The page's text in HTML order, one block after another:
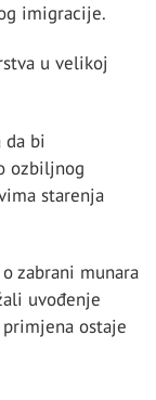
imigracije.
u velikoj
da bi
ozbiljnog
starenja
zabrani munara
uvođenje
ostaje